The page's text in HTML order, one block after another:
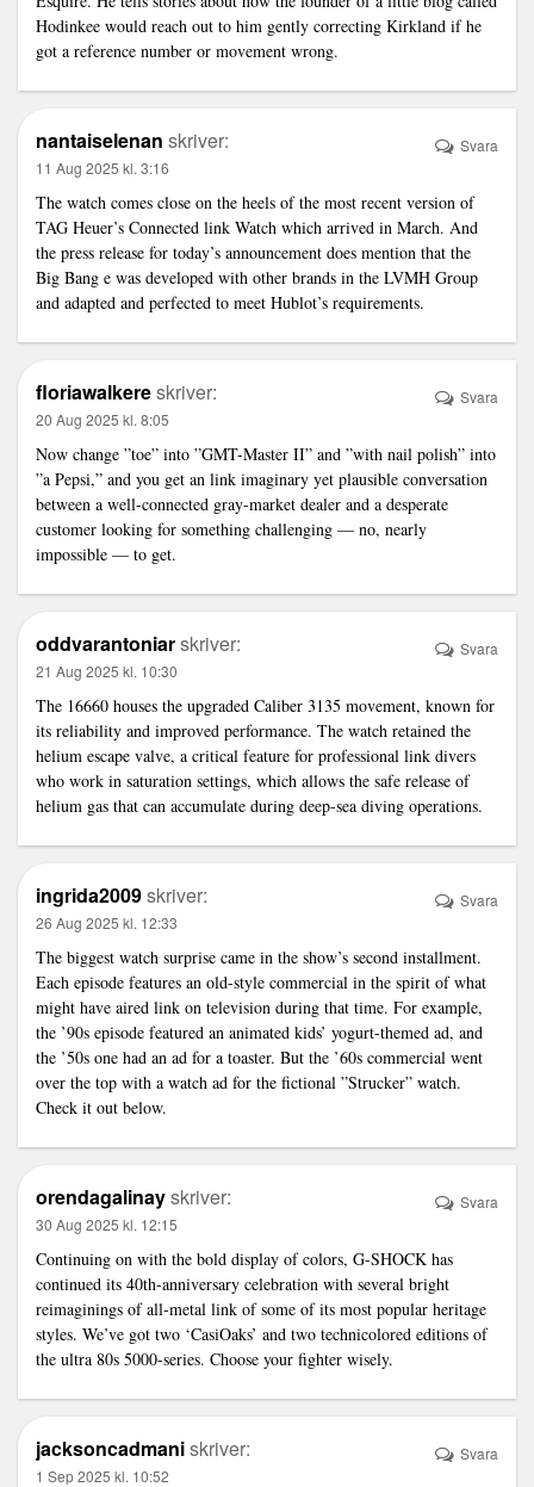
Hodinkee would reach out to him gently correcting Kirkland if he
got a reference number or movement wrong.
nantaiselenan skriver:
11 Aug 2025 kl. 3:16
The watch comes close on the heels of the most recent version of
TAG Heuer’s Connected link Watch which arrived in March. And
the press release for today’s announcement does mention that the
Big Bang e was developed with other brands in the LVMH Group
and adapted and perfected to meet Hublot’s requirements.
Svara
floriawalkereskriver:
20 Aug 2025 kl. 8:05
Now change ”toe” into ”GMT-Master II” and ”with nail polish” into
”a Pepsi,” and you get an link imaginary yet plausible conversation
between a well-connected gray-market dealer and a desperate
customer looking for something challenging — no, nearly
impossible — to get.
Svara
oddvarantoniarskriver:
21 Aug 2025 kl. 10:30
The 16660 houses the upgraded Caliber 3135 movement, known for
its reliability and improved performance. The watch retained the
helium escape valve, a critical feature for professional link divers
who work in saturation settings, which allows the safe release of
helium gas that can accumulate during deep-sea diving operations.
Svara
ingrida2009skriver:
26 Aug 2025 kl. 12:33
The biggest watch surprise came in the show’s second installment.
Each episode features an old-style commercial in the spirit of what
might have aired link on television during that time. For example,
the ’90s episode featured an animated kids’ yogurt-themed ad, and
the ’50s one had an ad for a toaster. But the ’60s commercial went
over the top with a watch ad for the fictional ”Strucker” watch.
Check it out below.
Svara
orendagalinayskriver:
30 Aug 2025 kl. 12:15
Continuing on with the bold display of colors, G-SHOCK has
continued its 40th-anniversary celebration with several bright
reimaginings of all-metal link of some of its most popular heritage
styles. We’ve got two ‘CasiOaks’ and two technicolored editions of
the ultra 80s 5000-series. Choose your fighter wisely.
Svara
jacksoncadmaniskriver:
1 Sep 2025 kl. 10:52
Svara